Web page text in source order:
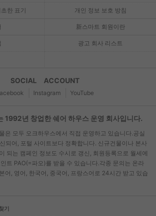
한 표기 개인 정보 보호 방침
新스마트 회원이란
광고 회사 리스트
SOCIAL ACCOUNT
Instagram YouTube
1992년 창업한 쉐어 하우스 운영 회사입니다.
은 모두 오크하우스에서 직접 운영하고 있습니다.공실
되어, 포털 사이트보다 정확합니다. 신규건물이나 본사
되는 캠페인 정보도 수시로 갱신, 회원등록으로 월세에
트 PAO(=파오)를 받을 수 있습니다.각종 문의는 온라
어, 영어, 한국어, 중국어, 프랑스어로 24시간 받고 있습
기